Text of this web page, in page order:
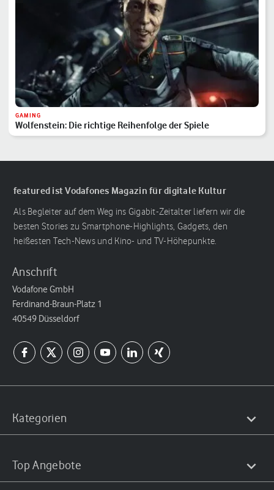
GAMING
Wolfenstein: Die richtige Reihenfolge der Spiele
featured ist Vodafones Magazin für digitale Kultur
Als Begleiter auf dem Weg ins Gigabit-Zeitalter liefern wir die
besten Stories zu Smartphone-Highlights, Gadgets, den
heißesten Tech-News und Kino- und TV-Höhepunkte.
Anschrift
Vodafone GmbH
Ferdinand-Braun-Platz 1
40549 Düsseldorf
Kategorien
Top Angebote